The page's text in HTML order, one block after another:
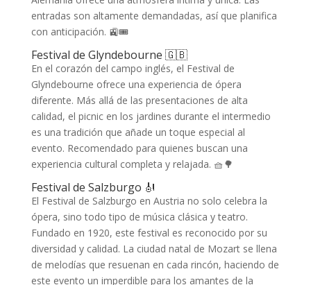
entradas son altamente demandadas, así que planifica
con anticipación. 🚉🎟️
Festival de Glyndebourne 🇬🇧
En el corazón del campo inglés, el Festival de
Glyndebourne ofrece una experiencia de ópera
diferente. Más allá de las presentaciones de alta
calidad, el picnic en los jardines durante el intermedio
es una tradición que añade un toque especial al
evento. Recomendado para quienes buscan una
experiencia cultural completa y relajada. 🧺🌳
Festival de Salzburgo 🎻
El Festival de Salzburgo en Austria no solo celebra la
ópera, sino todo tipo de música clásica y teatro.
Fundado en 1920, este festival es reconocido por su
diversidad y calidad. La ciudad natal de Mozart se llena
de melodías que resuenan en cada rincón, haciendo de
este evento un imperdible para los amantes de la